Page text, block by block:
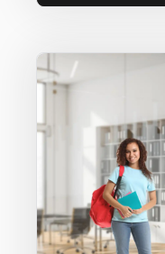
实现本地或远
园。提供跨校
行实